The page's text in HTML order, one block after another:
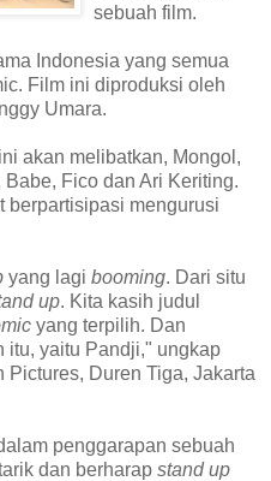
sebuah film.
Indonesia yang semua
Film ini diproduksi oleh
Umara.
akan melibatkan, Mongol,
Fico dan Ari Keriting.
berpartisipasi mengurusi
yang lagi booming. Dari situ
up. Kita kasih judul
yang terpilih. Dan
itu, yaitu Pandji," ungkap
Duren Tiga, Jakarta
penggarapan sebuah
dan berharap stand up